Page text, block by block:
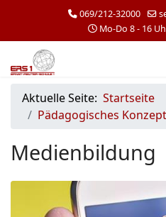
069/212-32000
Mo-Do 8 - 16
Aktuelle Seite: Startseite
Pädagogisches Konzept
Medienbildung